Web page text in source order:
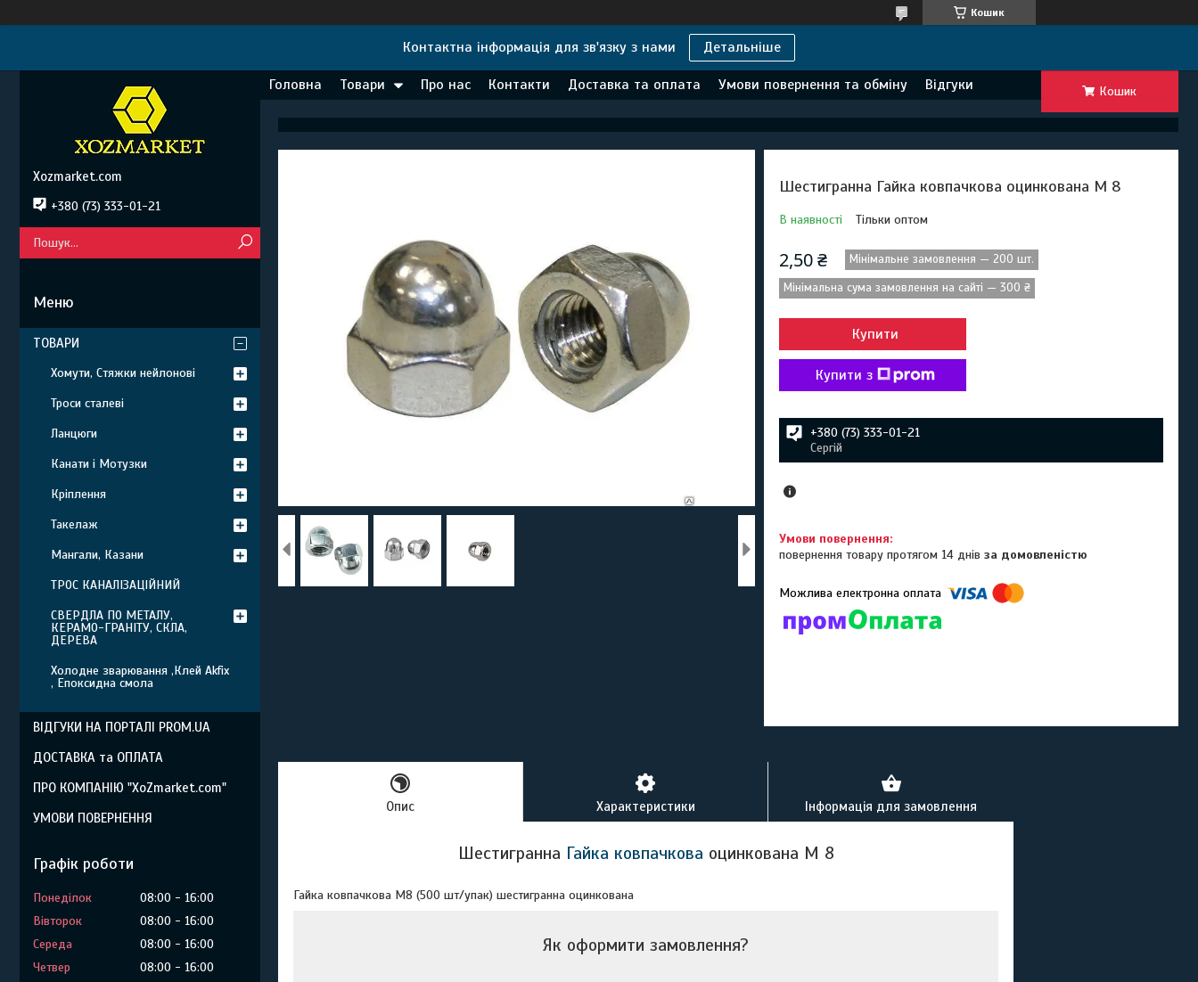
Кошик
Контактна інформація для зв'язку з нами Детальніше
Головна Товари Про нас Контакти Доставка та оплата Умови повернення та обміну Відгуки Кошик
Шестигранна Гайка ковпачкова оцинкована М 8
В наявності Тільки оптом
2,50 ₴ Мінімальне замовлення — 200 шт.
Мінімальна сума замовлення на сайті — 300 ₴
Купити
Купити з
+380 (73) 333-01-21
Сергій
повернення товару протягом 14 днівза домовленістю
Опис Характеристики Інформація для замовлення
Шестигранна Гайка ковпачкова оцинкована М 8
Гайка ковпачкова М8 (500 шт/упак) шестигранна оцинкована
Як оформити замовлення?
Xozmarket.com
+380 (73) 333-01-21
ТОВАРИ
Хомути, Стяжки нейлонові
Троси сталеві
Ланцюги
Канати і Мотузки
Кріплення
Такелаж
Мангали, Казани
ТРОС КАНАЛІЗАЦІЙНИЙ
СВЕРДЛА ПО МЕТАЛУ,
КЕРАМО-ГРАНІТУ, СКЛА,
ДЕРЕВА
Холодне зварювання ,Клей Akfix
, Епоксидна смола
ВІДГУКИ НА ПОРТАЛІ PROM.UA
ДОСТАВКА та ОПЛАТА
ПРО КОМПАНІЮ "XoZmarket.com"
УМОВИ ПОВЕРНЕННЯ
Графік роботи
Понеділок 08:00
16:00
Вівторок
08:00
16:00
Середа
08:00
16:00
Четвер
08:00
16:00